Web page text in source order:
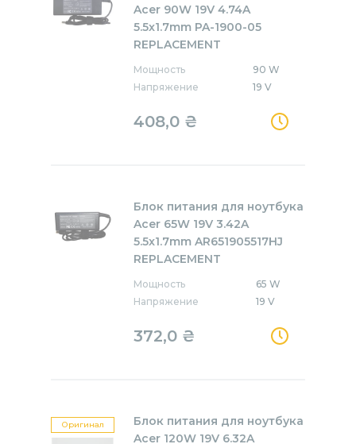
Acer 90W 19V 4.74A
5.5x1.7mm PA-1900-05
REPLACEMENT
Мощность
90 W
Напряжение
19 V
408,0 ₴
Блок питания для ноутбука
Acer 65W 19V 3.42A
5.5x1.7mm AR651905517HJ
REPLACEMENT
Мощность
65 W
Напряжение
19 V
372,0 ₴
Оригинал
Блок питания для ноутбука
Acer 120W 19V 6.32A